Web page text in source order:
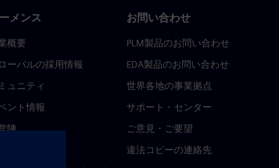
メンス
概要
ーバルの採用情報
ュニティ
ント情報
陣
お問い合わせ
PLM製品のお問い合わせ
EDA製品のお問い合わせ
世界各地の事業拠点
サポート・センター
ご意見・ご要望
違法コピーの連絡先